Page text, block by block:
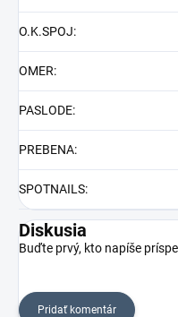
O.K.SPOJ:
OMER:
PASLODE:
PREBENA:
SPOTNAILS:
Diskusia
Buďte prvý, kto napíše
Pridať komentár